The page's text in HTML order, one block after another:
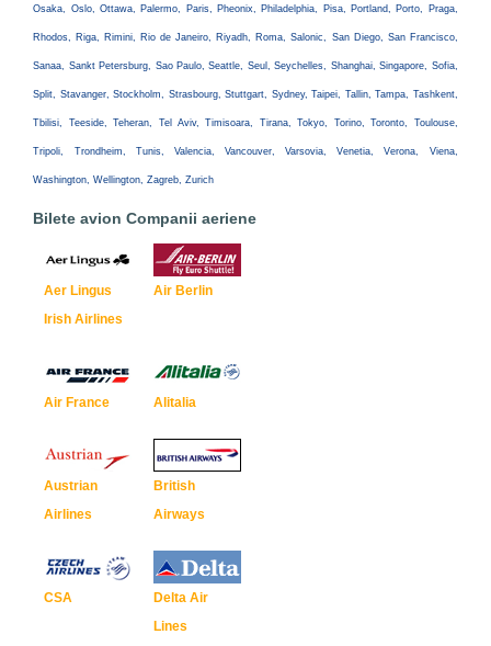
Osaka, Oslo, Ottawa, Palermo, Paris, Pheonix, Philadelphia, Pisa, Portland, Porto, Praga,
Rhodos, Riga, Rimini, Rio de Janeiro, Riyadh, Roma, Salonic, San Diego, San Francisco,
Sanaa, Sankt Petersburg, Sao Paulo, Seattle, Seul, Seychelles, Shanghai, Singapore, Sofia,
Split, Stavanger, Stockholm, Strasbourg, Stuttgart, Sydney, Taipei, Tallin, Tampa, Tashkent,
Tbilisi, Teeside, Teheran, Tel Aviv, Timisoara, Tirana, Tokyo, Torino, Toronto, Toulouse,
Tripoli, Trondheim, Tunis, Valencia, Vancouver, Varsovia, Venetia, Verona, Viena,
Washington, Wellington, Zagreb, Zurich
Bilete avion Companii aeriene
Aer Lingus
Irish Airlines
Air Berlin
Air France Alitalia
Austrian
Airlines
British
Airways
CSA
Delta Air
Lines